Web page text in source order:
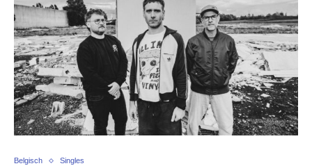
Belgisch Singles